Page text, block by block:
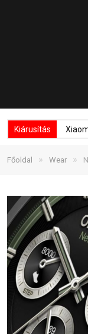
Kiárusítás
Főoldal » Wear »